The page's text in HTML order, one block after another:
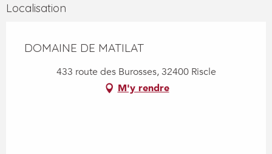
Localisation
DOMAINE DE MATILAT
433 route des Burosses, 32400 Riscle
M'y rendre